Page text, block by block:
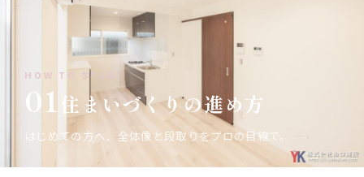
HOW TO START
01 住まいづくりの進め方
はじめての方へ、全体像と段取りをプロの目線で。 —›